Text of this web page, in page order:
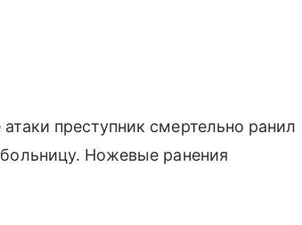
преступник смертельно ранил
Ножевые ранения